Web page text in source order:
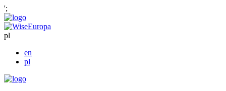
';
pl
en
pl